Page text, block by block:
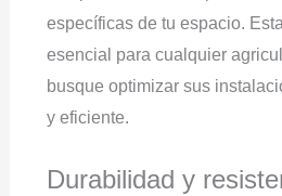
específicas de tu espacio.
esencial para cualquier
busque optimizar sus
y eficiente.
Durabilidad y